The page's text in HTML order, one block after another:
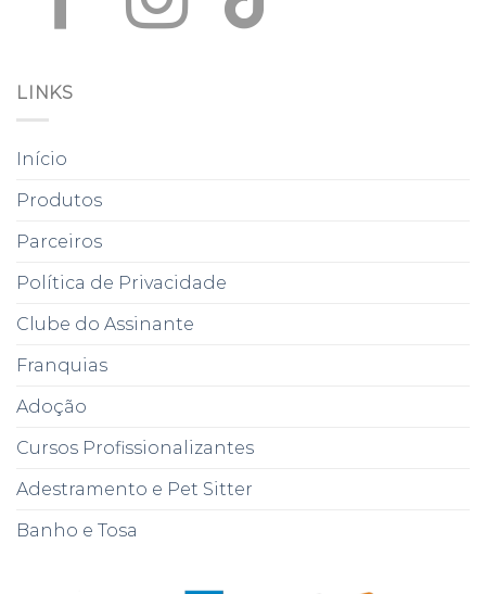
LINKS
Início
Produtos
Parceiros
Política de Privacidade
Clube do Assinante
Franquias
Adoção
Cursos Profissionalizantes
Adestramento e Pet Sitter
Banho e Tosa